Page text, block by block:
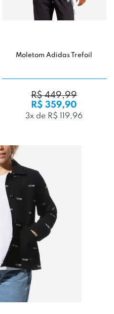
Moletom Adidas Trefoil
R$ 449,99
R$ 359,90
3x de R$ 119,96